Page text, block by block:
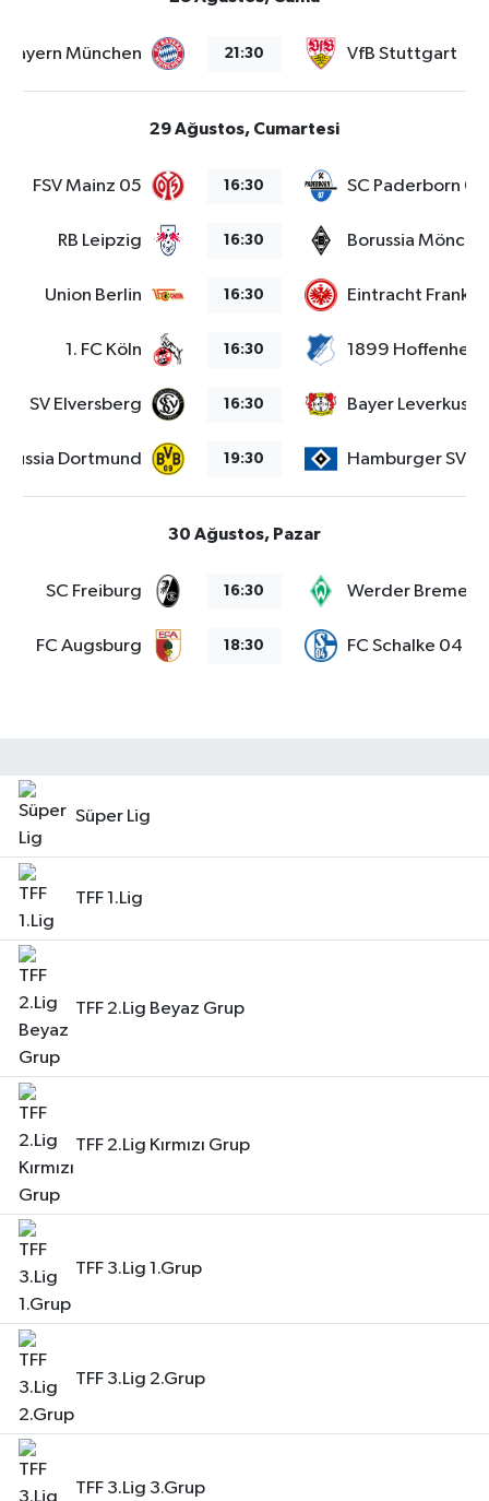
Bayern München 21:30 VfB Stuttgart
29 Ağustos, Cumartesi
FSV Mainz 05 16:30 SC Paderborn 07
RB Leipzig 16:30 Borussia
Union Berlin 16:30 Eintracht
1. FC Köln 16:30 1899 Hoffenheim
SV Elversberg 16:30 Bayer Leverkusen
Dortmund 19:30 Hamburger SV
30 Ağustos, Pazar
SC Freiburg 16:30 Werder Bremen
FC Augsburg 18:30 FC Schalke 04
Süper Lig
TFF 1.Lig
TFF 2.Lig Beyaz Grup
TFF 2.Lig Kırmızı Grup
TFF 3.Lig 1.Grup
TFF 3.Lig 2.Grup
TFF 3.Lig 3.Grup